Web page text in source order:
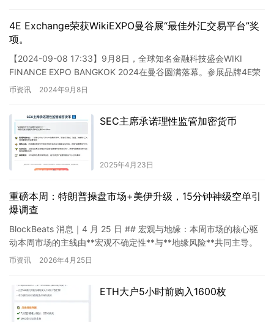
4E Exchange荣获WikiEXPO曼谷展“最佳外汇交易平台”奖
项。
【2024-09-08 17:33】9月8日，全球知名金融科技盛会WIKI
FINANCE EXPO BANGKOK 2024在曼谷圆满落幕。参展品牌4E荣
获“最佳外汇交易平台”奖…
币资讯 2024年9月8日
SEC主席承诺理性监管加密货币
2025年4月23日
重磅本周：特朗普操盘市场+美伊升级，15分钟神级空单引
爆调查
BlockBeats 消息｜4 月 25 日 ## 宏观与地缘：本周市场的核心驱
动本周市场的主线由**宏观不确定性**与**地缘风险**共同主导。
美伊博弈持续牵动**油价**与**…
币资讯 2026年4月25日
ETH大户5小时前购入1600枚